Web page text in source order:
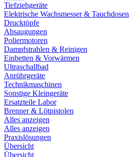
Tiefziehgeräte
Elektrische Wachsmesser & Tauchdosen
Drucktöpfe
Absaugungen
Poliermotoren
Dampfstrahlen & Reinigen
Einbetten & Vorwärmen
Ultraschallbad
Anrührgeräte
Technikmaschinen
Sonstige Kleingeräte
Ersatzteile Labor
Brenner & Lötpistolen
Alles anzeigen
Alles anzeigen
Praxislösungen
Übersicht
Übersicht